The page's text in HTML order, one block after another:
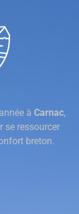
à Carnac,
se ressourcer
breton.